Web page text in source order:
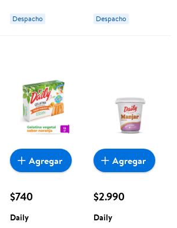
Despacho Despacho
$740
Daily
Agregar
$2.990
Daily
Agregar